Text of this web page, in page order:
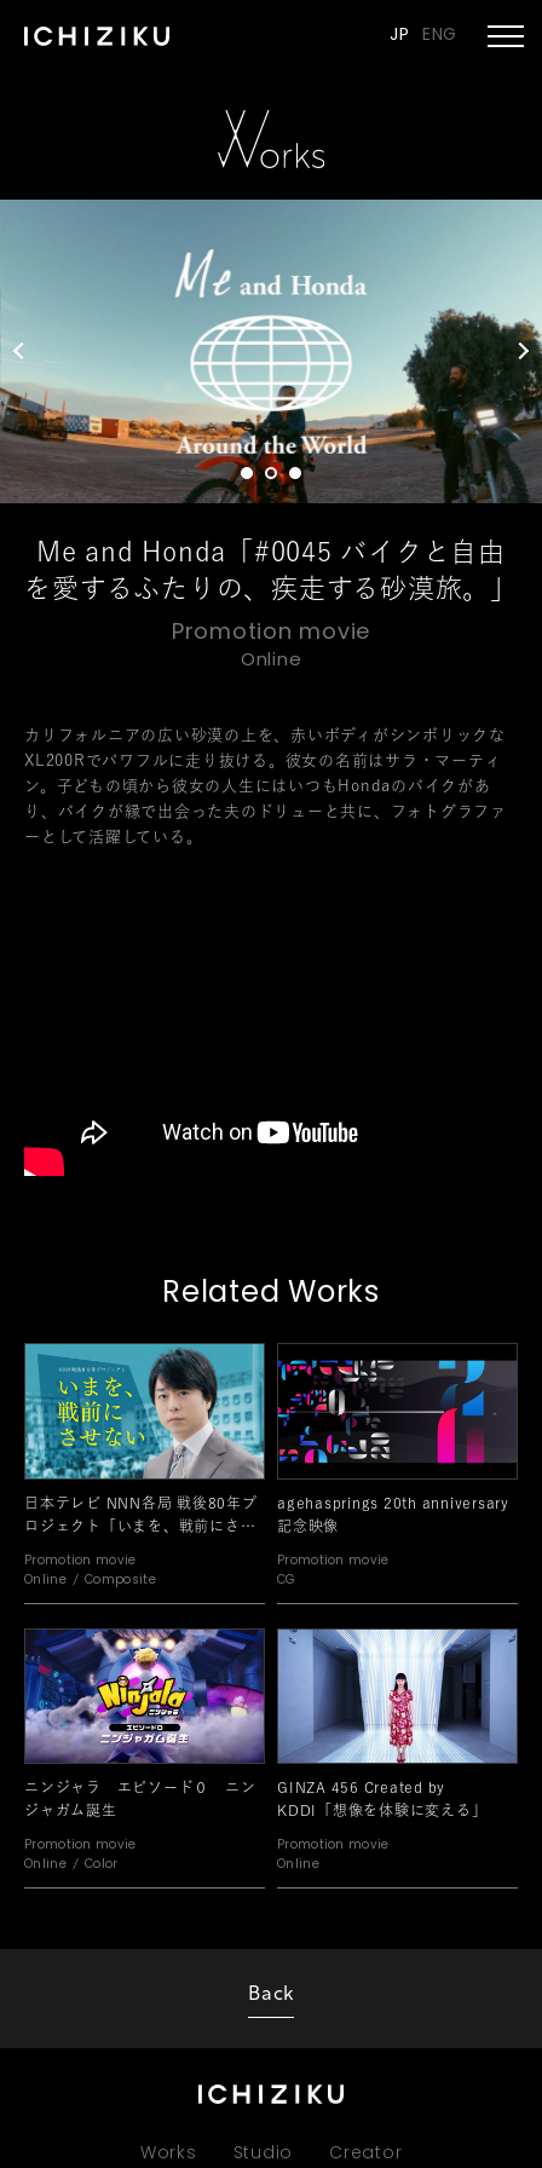
JP ENG
Me and Honda「#0045 バイクと自由
を愛するふたりの、疾走する砂漠旅。」
Promotion movie
Online
カリフォルニアの広い砂漠の上を、赤いボディがシンボリックな
XL200Rでパワフルに走り抜ける。彼女の名前はサラ・マーティ
ン。子どもの頃から彼女の人生にはいつもHondaのバイクがあ
り、バイクが縁で出会った夫のドリューと共に、フォトグラファ
ーとして活躍している。
Related Works
日本テレビ NNN各局 戦後80年プ
ロジェクト「いまを、戦前にさせ
Promotion movie
Online
Composite
agehasprings 20th anniversary
記念映像
Promotion movie
CG
ニンジャラ エピソード０ ニン
ジャガム誕生
Promotion movie
Online
Color
GINZA 456 Created by
KDDI「想像を体験に変える」
Promotion movie
Online
Back
Works Studio Creator